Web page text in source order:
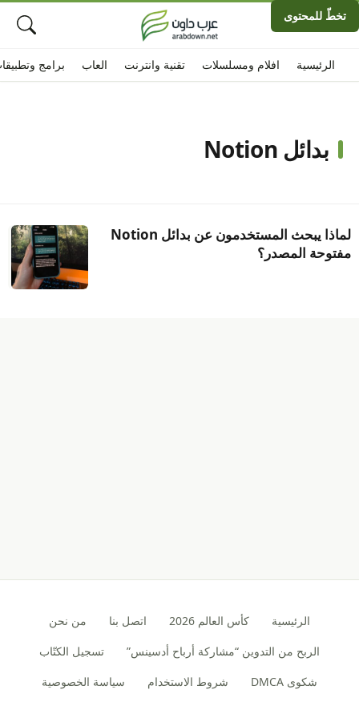
تخطّ للمحتوى
الرئيسية افلام ومسلسلات تقنية وانترنت العاب برامج
بدائل Notion
لماذا يبحث المستخدمون عن بدائل Notion
مفتوحة المصدر؟
الرئيسية كأس العالم 2026 اتصل بنا
من نحن
الربح من التدوين “مشاركة أرباح أدسينس”
تسجيل الكتّاب
شكوى DMCA
شروط الاستخدام سياسة الخصوصية